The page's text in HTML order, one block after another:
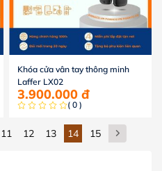
Khóa cửa vân tay thông minh
Laffer LX02
3.900.000 đ
( 0 )
11 12 13 14 15